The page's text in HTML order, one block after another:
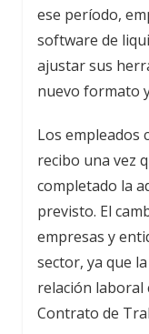
ese período,
software de
ajustar sus
nuevo formato
Los empleados
recibo una vez
completado la
previsto. El
empresas y
sector, ya que
relación laboral
Contrato de